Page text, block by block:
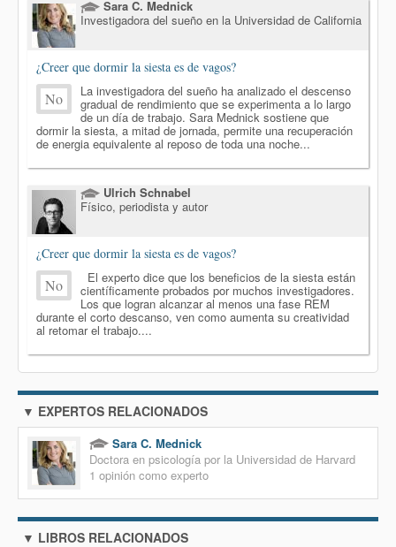
Sara C. Mednick
Investigadora del sueño en la Universidad de California
¿Creer que dormir la siesta es de vagos?
No La investigadora del sueño ha analizado el descenso
gradual de rendimiento que se experimenta a lo largo
de un día de trabajo. Sara Mednick sostiene que
dormir la siesta, a mitad de jornada, permite una recuperación
de energia equivalente al reposo de toda una noche...
Ulrich Schnabel
Físico, periodista y autor
¿Creer que dormir la siesta es de vagos?
No El experto dice que los beneficios de la siesta están
científicamente probados por muchos investigadores.
Los que logran alcanzar al menos una fase REM
durante el corto descanso, ven como aumenta su creatividad
al retomar el trabajo....
▼ EXPERTOS RELACIONADOS
Sara C. Mednick
Doctora en psicología por la Universidad de Harvard
1 opinión como experto
▼ LIBROS RELACIONADOS